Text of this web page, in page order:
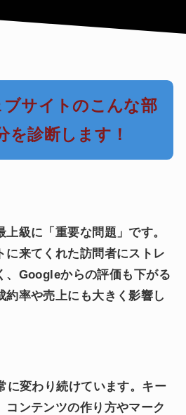
ブサイトのこんな部
を診断します！
級に「重要な問題」です。
に来てくれた訪問者にストレ
、Googleからの評価も下がる
約率や売上にも大きく影響し
に変わり続けています。キー
コンテンツの作り方やマーク